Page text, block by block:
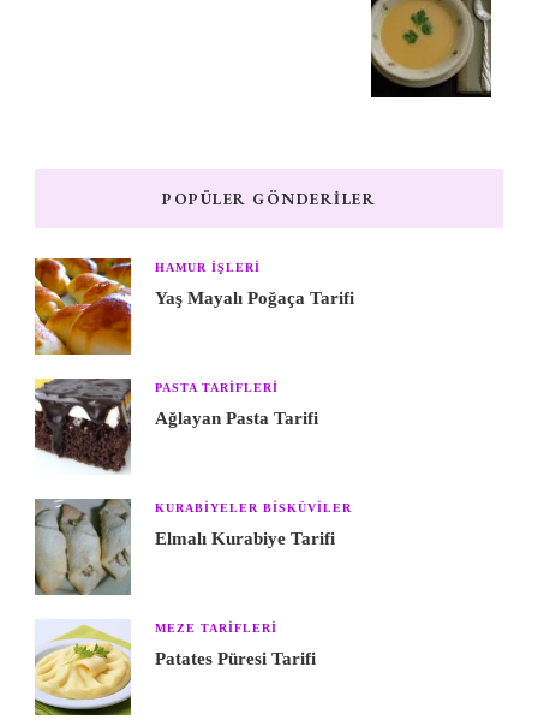
POPÜLER GÖNDERILER
HAMUR IŞLERI
Yaş Mayalı Poğaça Tarifi
PASTA TARIFLERI
Ağlayan Pasta Tarifi
KURABIYELER BISKÜVILER
Elmalı Kurabiye Tarifi
MEZE TARIFLERI
Patates Püresi Tarifi